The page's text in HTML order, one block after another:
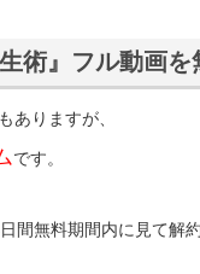
術』フル動画
ありますが、
です。
間無料期間内に見て解約